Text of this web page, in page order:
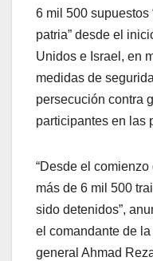
6 mil 500 supuestos
patria” desde el
Unidos e Israel, en
medidas de
persecución contra
participantes en las
“Desde el
más de 6 mil 500
sido detenidos”,
el comandante de
general Ahmad